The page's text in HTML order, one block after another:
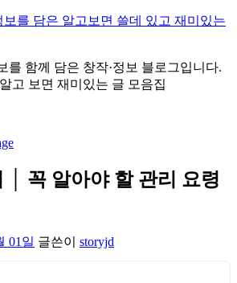
보를 담은 알고보면 쓸데 있고 재미있는
를 함께 담은 창작·정보 블로그입니다.
고 보면 재미있는 글 모음집
│ 꼭 알아야 할 관리 요령
01일 글쓴이 storyjd